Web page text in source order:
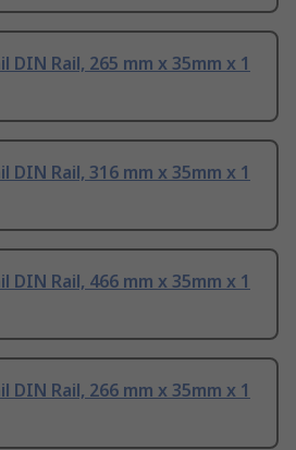
DIN Rail, 265 mm x 35mm x 1
DIN Rail, 316 mm x 35mm x 1
DIN Rail, 466 mm x 35mm x 1
DIN Rail, 266 mm x 35mm x 1